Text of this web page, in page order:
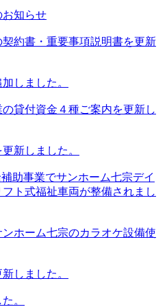
お知らせ
約書・重要事項説明書を更新
しました。
貸付資金４種ご案内を更新し
新しました。
助事業でサンホーム七宗デイ
ト式福祉車両が整備されまし
ホーム七宗のカラオケ設備使
しました。
。